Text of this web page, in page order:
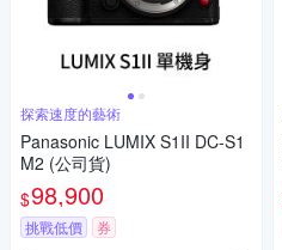
探索速度的藝術
Panasonic LUMIX S1II DC-S1
M2 (公司貨)
$98,900
挑戰低價 券